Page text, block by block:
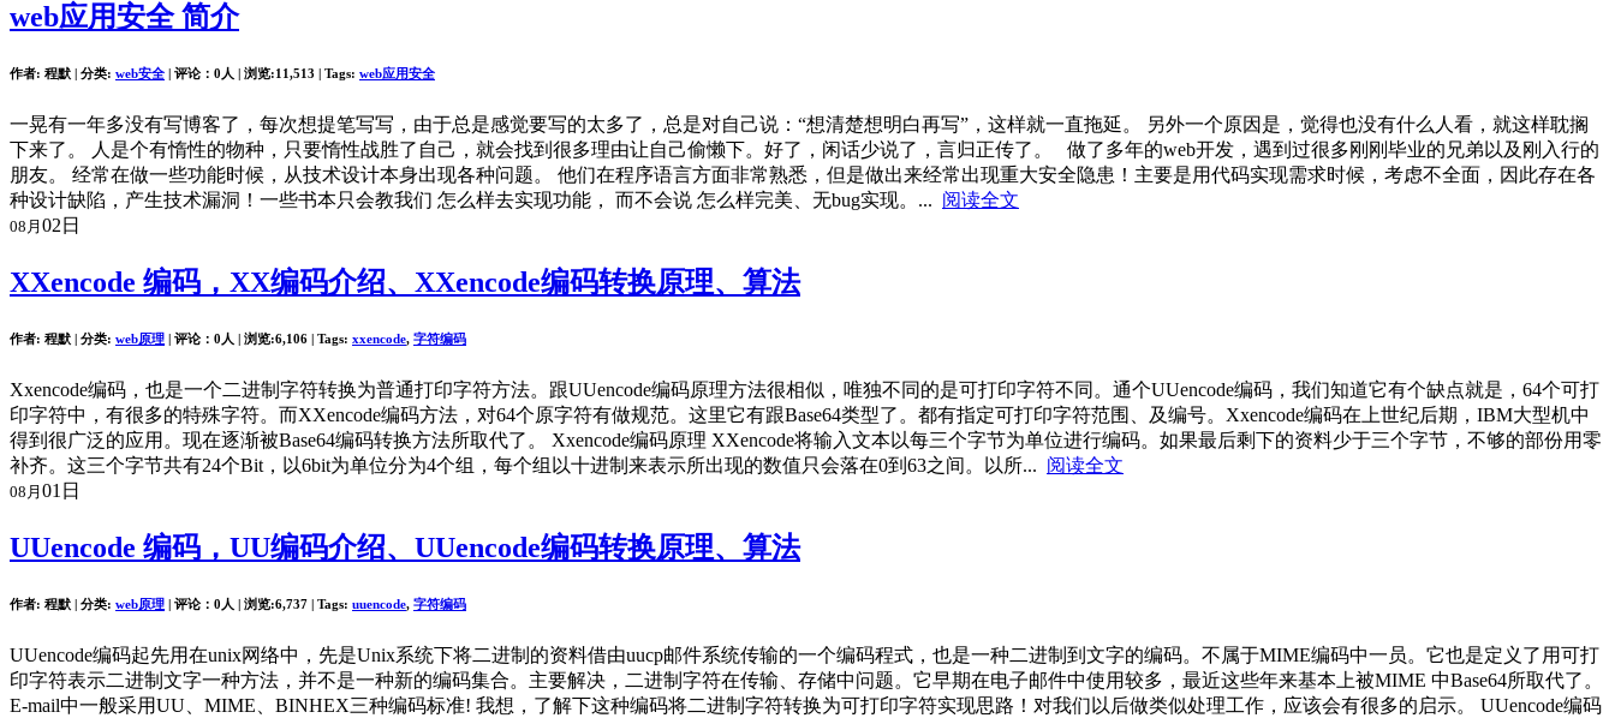
web应用安全 简介
作者: 程默 | 分类: web安全 | 评论：0人 | 浏览:11,513 | Tags: web应用安全
一晃有一年多没有写博客了，每次想提笔写写，由于总是感觉要写的太多了，总是对自己说：“想清楚想明白再写”，这样就一直拖延。 另外一个原因是，觉得也没有什么人看，就这样耽搁
下来了。 人是个有惰性的物种，只要惰性战胜了自己，就会找到很多理由让自己偷懒下。好了，闲话少说了，言归正传了。 做了多年的web开发，遇到过很多刚刚毕业的兄弟以及刚入行的
朋友。 经常在做一些功能时候，从技术设计本身出现各种问题。 他们在程序语言方面非常熟悉，但是做出来经常出现重大安全隐患！主要是用代码实现需求时候，考虑不全面，因此存在各
种设计缺陷，产生技术漏洞！一些书本只会教我们 怎么样去实现功能， 而不会说 怎么样完美、无bug实现。... 阅读全文
08月 02日
XXencode 编码，XX编码介绍、XXencode编码转换原理、算法
作者: 程默 | 分类: web原理 | 评论：0人 | 浏览:6,106 | Tags: xxencode, 字符编码
Xxencode编码，也是一个二进制字符转换为普通打印字符方法。跟UUencode编码原理方法很相似，唯独不同的是可打印字符不同。通个UUencode编码，我们知道它有个缺点就是，64个可打
印字符中，有很多的特殊字符。而XXencode编码方法，对64个原字符有做规范。这里它有跟Base64类型了。都有指定可打印字符范围、及编号。Xxencode编码在上世纪后期，IBM大型机中
得到很广泛的应用。现在逐渐被Base64编码转换方法所取代了。 Xxencode编码原理 XXencode将输入文本以每三个字节为单位进行编码。如果最后剩下的资料少于三个字节，不够的部份用零
补齐。这三个字节共有24个Bit，以6bit为单位分为4个组，每个组以十进制来表示所出现的数值只会落在0到63之间。以所... 阅读全文
08月 01日
UUencode 编码，UU编码介绍、UUencode编码转换原理、算法
作者: 程默 | 分类: web原理 | 评论：0人 | 浏览:6,737 | Tags: uuencode, 字符编码
UUencode编码起先用在unix网络中，先是Unix系统下将二进制的资料借由uucp邮件系统传输的一个编码程式，也是一种二进制到文字的编码。不属于MIME编码中一员。它也是定义了用可打
印字符表示二进制文字一种方法，并不是一种新的编码集合。主要解决，二进制字符在传输、存储中问题。它早期在电子邮件中使用较多，最近这些年来基本上被MIME 中Base64所取代了。
E-mail中一般采用UU、MIME、BINHEX三种编码标准! 我想，了解下这种编码将二进制字符转换为可打印字符实现思路！对我们以后做类似处理工作，应该会有很多的启示。 UUencode编码